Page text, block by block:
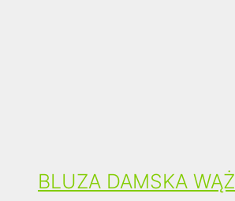
BLUZA DAMSKA WĄŻ